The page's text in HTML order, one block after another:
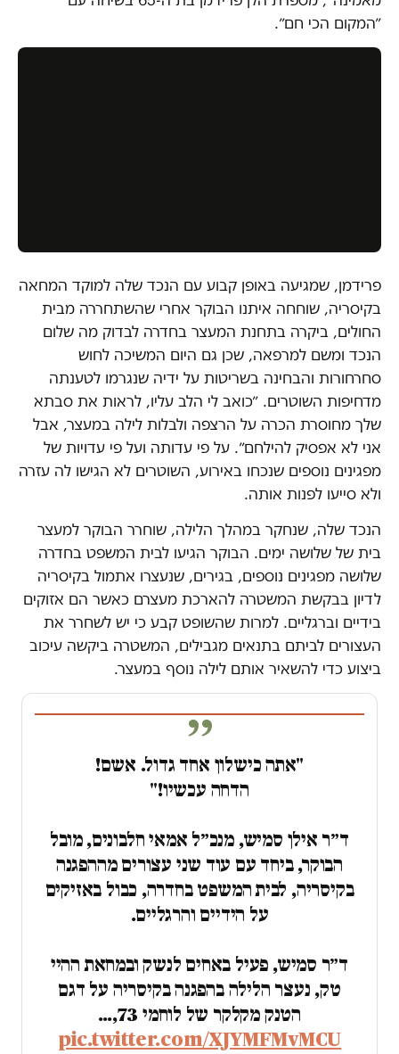
״המקום הכי חם״.
פרידמן, שמגיעה באופן קבוע עם הנכד שלה למוקד המחאה
בקיסריה, שוחחה איתנו הבוקר אחרי שהשתחררה מבית
החולים, ביקרה בתחנת המעצר בחדרה לבדוק מה שלום
הנכד ומשם למרפאה, שכן גם היום המשיכה לחוש
סחרחורות והבחינה בשריטות על ידיה שנגרמו לטענתה
מדחיפות השוטרים. ״כואב לי הלב עליו, לראות את סבתא
שלך מחוסרת הכרה על הרצפה ולבלות לילה במעצר, אבל
אני לא אפסיק להילחם״. על פי עדותה ועל פי עדויות של
מפגינים נוספים שנכחו באירוע, השוטרים לא הגישו לה עזרה
ולא סייעו לפנות אותה.
הנכד שלה, שנחקר במהלך הלילה, שוחרר הבוקר למעצר
בית של שלושה ימים. הבוקר הגיעו לבית המשפט בחדרה
שלושה מפגינים נוספים, בגירים, שנעצרו אתמול בקיסריה
לדיון בבקשת המשטרה להארכת מעצרם כאשר הם אזוקים
בידיים וברגליים. למרות שהשופט קבע כי יש לשחרר את
העצורים לביתם בתנאים מגבילים, המשטרה ביקשה עיכוב
ביצוע כדי להשאיר אותם לילה נוסף במעצר.
"אתה כישלון אחד גדול. אשם!
הדחה עכשיו!"
ד״ר אילן סמיש, מנכ״ל אמאי חלבונים, מובל
הבוקר, ביחד עם עוד שני עצורים מההפגנה
בקיסריה, לבית המשפט בחדרה, כבול באזיקים
על הידיים והרגליים.
ד״ר סמיש, פעיל באחים לנשק ובמחאת ההיי
טק, נעצר הלילה בהפגנה בקיסריה על דגם
הטנק מקלקר של לוחמי 73,…
pic.twitter.com/XJYMFMvMCU